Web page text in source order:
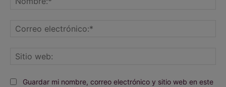
Guardar mi nombre, correo electrónico y sitio web en este